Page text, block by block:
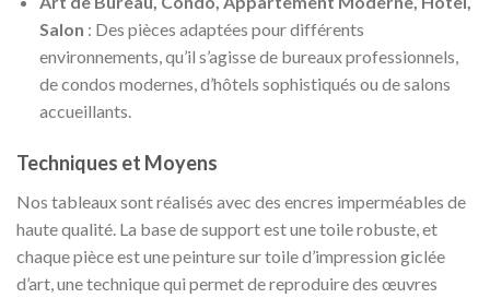
Salon : Des pièces adaptées pour différents
environnements, qu’il s’agisse de bureaux professionnels,
de condos modernes, d’hôtels sophistiqués ou de salons
accueillants.
Techniques et Moyens
Nos tableaux sont réalisés avec des encres imperméables de
haute qualité. La base de support est une toile robuste, et
chaque pièce est une peinture sur toile d’impression giclée
d’art, une technique qui permet de reproduire des œuvres